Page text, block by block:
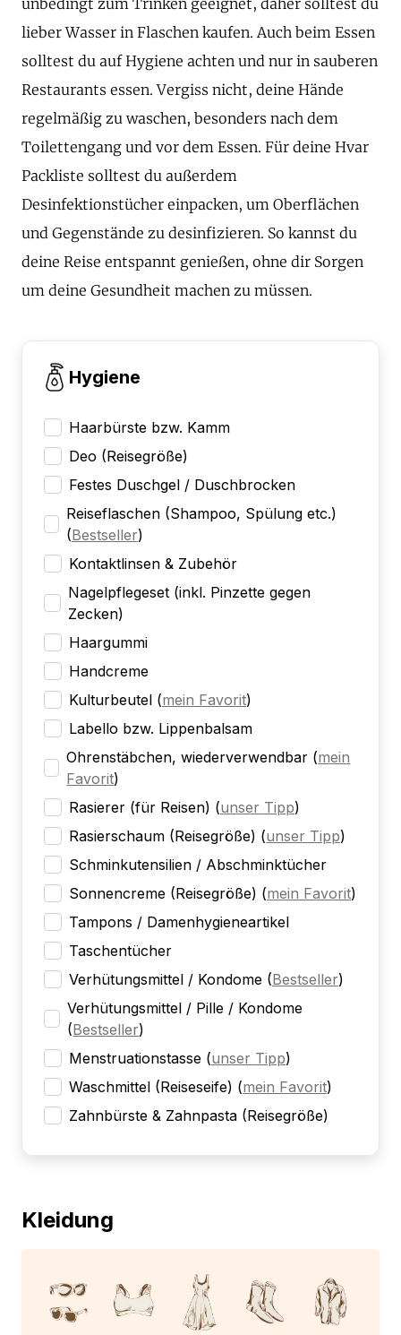
lieber Wasser in Flaschen kaufen. Auch beim Essen
solltest du auf Hygiene achten und nur in sauberen
Restaurants essen. Vergiss nicht, deine Hände
regelmäßig zu waschen, besonders nach dem
Toilettengang und vor dem Essen. Für deine Hvar
Packliste solltest du außerdem
Desinfektionstücher einpacken, um Oberflächen
und Gegenstände zu desinfizieren. So kannst du
deine Reise entspannt genießen, ohne dir Sorgen
um deine Gesundheit machen zu müssen.
Hygiene
Haarbürste bzw. Kamm
Deo (Reisegröße)
Festes Duschgel / Duschbrocken
Reiseflaschen (Shampoo, Spülung etc.)
(Bestseller)
Kontaktlinsen & Zubehör
Nagelpflegeset (inkl. Pinzette gegen
Zecken)
Haargummi
Handcreme
Kulturbeutel (mein Favorit)
Labello bzw. Lippenbalsam
Ohrenstäbchen, wiederverwendbar (mein
Favorit)
Rasierer (für Reisen) (unser Tipp)
Rasierschaum (Reisegröße) (unser Tipp)
Schminkutensilien / Abschminktücher
Sonnencreme (Reisegröße) (mein Favorit)
Tampons / Damenhygieneartikel
Taschentücher
Verhütungsmittel / Kondome (Bestseller)
Verhütungsmittel / Pille / Kondome
(Bestseller)
Menstruationstasse (unser Tipp)
Waschmittel (Reiseseife) (mein Favorit)
Zahnbürste & Zahnpasta (Reisegröße)
Kleidung